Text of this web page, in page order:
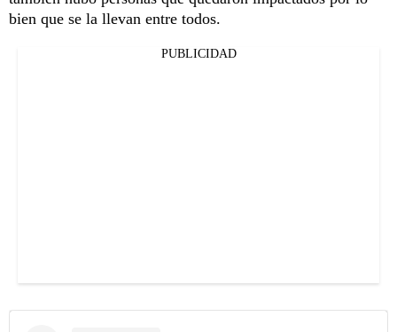
bien que se la llevan entre todos.
PUBLICIDAD